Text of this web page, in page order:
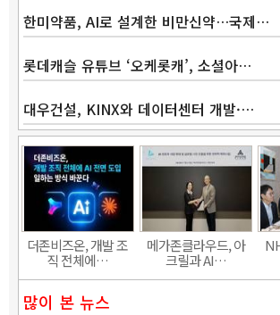
한미약품, AI로 설계한 비만신약…국제…
롯데캐슬 유튜브 ‘오케롯캐’, 소셜아…
대우건설, KINX와 데이터센터 개발·…
더존비즈온, 개발 조
직 전체에…
메가존클라우드, 아
크릴과 AI…
많이 본 뉴스